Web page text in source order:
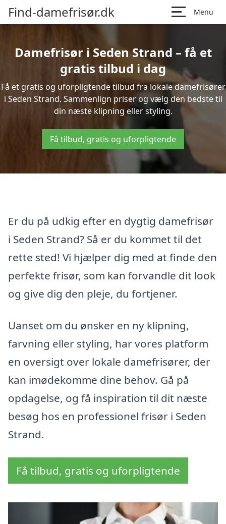
Find-damefrisør.dk Menu
Damefrisør i Seden Strand – få et
gratis tilbud i dag
Få et gratis og uforpligtende tilbud fra lokale damefrisører
i Seden Strand. Sammenlign priser og vælg den bedste til
din næste klipning eller styling.
Få tilbud, gratis og uforpligtende
Er du på udkig efter en dygtig damefrisør
i Seden Strand? Så er du kommet til det
rette sted! Vi hjælper dig med at finde den
perfekte frisør, som kan forvandle dit look
og give dig den pleje, du fortjener.
Uanset om du ønsker en ny klipning,
farvning eller styling, har vores platform
en oversigt over lokale damefrisører, der
kan imødekomme dine behov. Gå på
opdagelse, og få inspiration til dit næste
besøg hos en professionel frisør i Seden
Strand.
Få tilbud, gratis og uforpligtende